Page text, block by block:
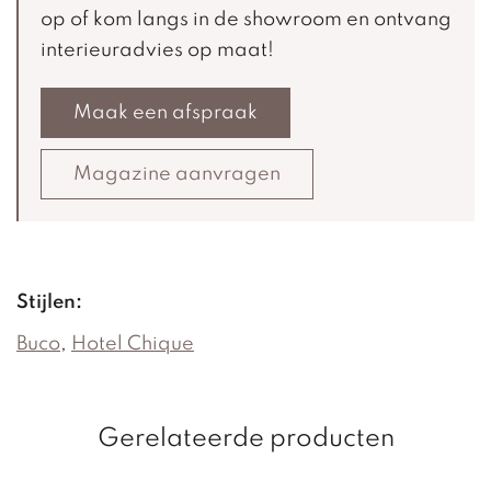
op of kom langs in de showroom en ontvang
interieuradvies op maat!
Maak een afspraak
Magazine aanvragen
Stijlen:
Buco, Hotel Chique
Gerelateerde producten